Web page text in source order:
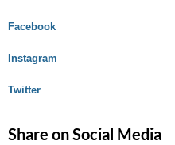
Facebook
Instagram
Twitter
Share on Social Media